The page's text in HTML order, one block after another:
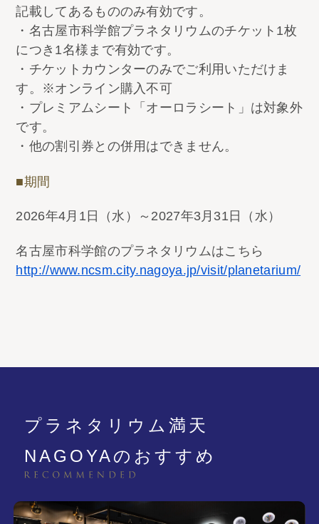
記載してあるもののみ有効です。
・名古屋市科学館プラネタリウムのチケット1枚
につき1名様まで有効です。
・チケットカウンターのみでご利用いただけま
す。※オンライン購入不可
・プレミアムシート「オーロラシート」は対象外
です。
・他の割引券との併用はできません。
■期間
2026年4月1日（水）～2027年3月31日（水）
名古屋市科学館のプラネタリウムはこちら
http://www.ncsm.city.nagoya.jp/visit/planetarium/
プラネタリウム満天
NAGOYAのおすすめ